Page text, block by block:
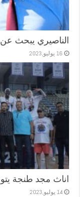
الناصيري يبحث عن
16 يوليو,2023
اناث مجد طنجة
14 يوليو,2023